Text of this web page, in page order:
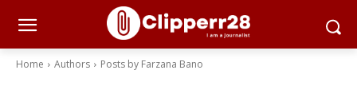
Home Authors Posts by Farzana Bano